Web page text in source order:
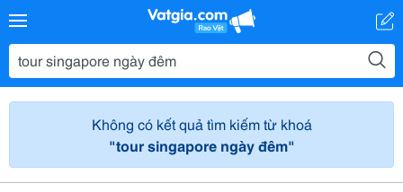
Không có kết quả tìm kiếm từ khoá
"tour singapore ngày đêm"